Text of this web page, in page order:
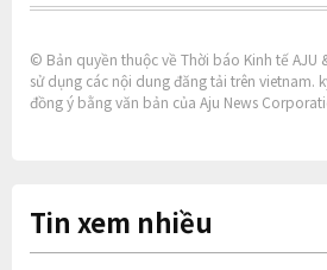
© Bản quyền thuộc về Thời báo Kinh tế AJU
sử dụng các nội dung đăng tải trên vietnam.
đồng ý bằng văn bản của Aju News
Tin xem nhiều